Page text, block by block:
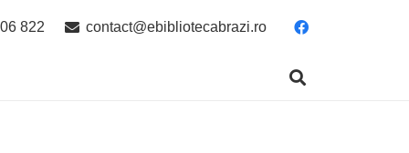
822 contact@ebibliotecabrazi.ro